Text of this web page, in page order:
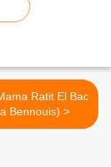
Ratit El Bac
(Bakhta Bennouis) >